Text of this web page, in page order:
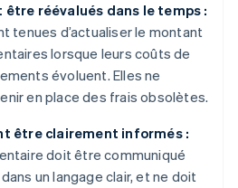
réévalués dans le temps :
tenues d’actualiser le montant
lorsque leurs coûts de
évoluent. Elles ne
en place des frais obsolètes.
être clairement informés :
doit être communiqué
un langage clair, et ne doit